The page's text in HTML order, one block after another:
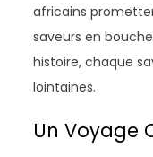
africains
saveurs en
histoire, chaque
lointaines.
Un Voyage